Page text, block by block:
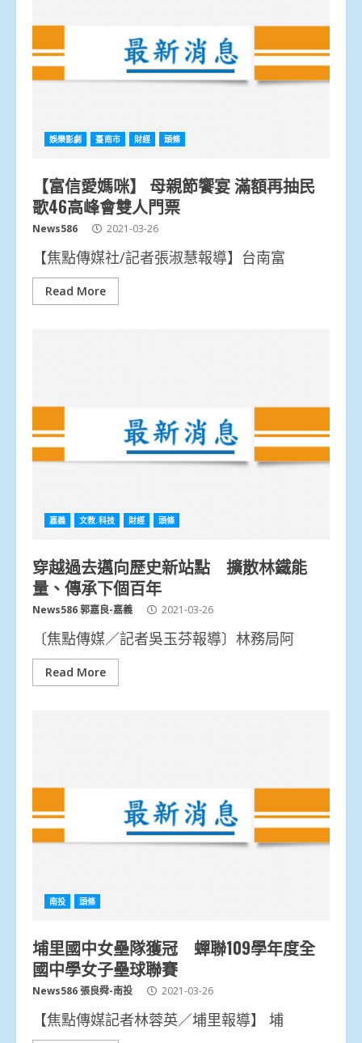
娛樂影劇 臺南市 財經 頭條
【富信愛媽咪】 母親節饗宴 滿額再抽民
歌46高峰會雙人門票
News586 2021-03-26
【焦點傳媒社/記者張淑慧報導】台南富
Read More
嘉義 文教.科技 財經 頭條
穿越過去邁向歷史新站點 擴散林鐵能
量、傳承下個百年
News586 郭嘉良-嘉義 2021-03-26
〔焦點傳媒／記者吳玉芬報導〕林務局阿
Read More
南投 頭條
埔里國中女壘隊獲冠 蟬聯109學年度全
國中學女子壘球聯賽
News586 張良舜-南投 2021-03-26
【焦點傳媒記者林蓉英／埔里報導】 埔